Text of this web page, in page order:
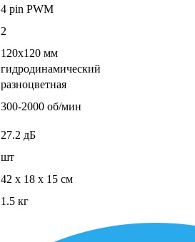
4 pin PWM
2
120x120 мм
гидродинамический
разноцветная
300-2000 об/мин
27.2 дБ
шт
42 x 18 x 15 см
1.5 кг